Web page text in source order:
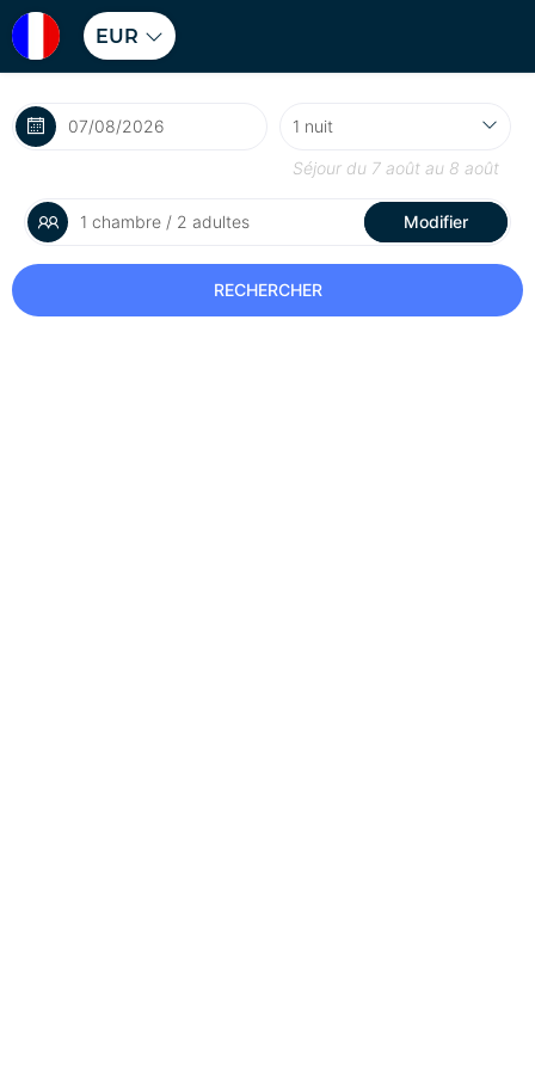
EUR
Séjour du 7 août au 8 août
1 chambre / 2 adultes Modifier